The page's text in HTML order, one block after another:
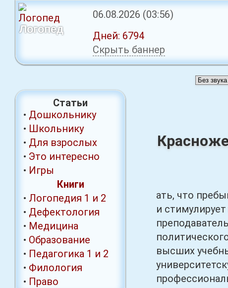
Логопед
06.08.2026 (03:56)
Дней: 6794
Скрыть баннер
Статьи
• Дошкольнику
• Школьнику
• Для взрослых
• Это интересно
• Игры
Книги
• Логопедия 1 и 2
• Дефектология
• Медицина
• Образование
• Педагогика 1 и 2
• Филология
• Право
ать, что
и
высших